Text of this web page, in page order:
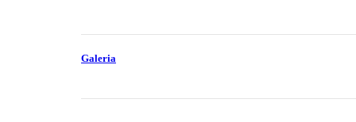
Galeria